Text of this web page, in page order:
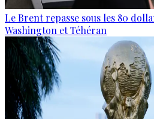
Le Brent repasse sous les 80
Washington et Téhéran